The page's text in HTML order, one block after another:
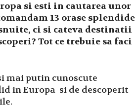
si esti in cautarea unor
13 orase splendide
ci si cateva destinatii
Tot ce trebuie sa faci
mai putin cunoscute
in Europa si de descoperit